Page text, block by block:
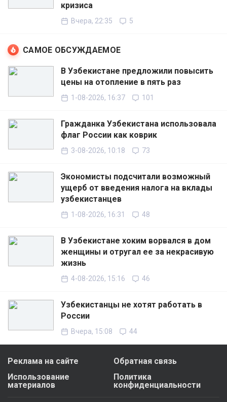
кризиса
Вчера, 22:35 5
САМОЕ ОБСУЖДАЕМОЕ
В Узбекистане предложили повысить
цены на отопление в пять раз
1-08-2026, 16:37 101
Гражданка Узбекистана использовала
флаг России как коврик
3-08-2026, 10:18 73
Экономисты подсчитали возможный
ущерб от введения налога на вклады
узбекистанцев
1-08-2026, 16:31 48
В Узбекистане хоким ворвался в дом
женщины и отругал ее за некрасивую
жизнь
4-08-2026, 15:16 46
Узбекистанцы не хотят работать в
России
Вчера, 15:08 44
Реклама на сайте
Обратная связь
Использование
материалов
Политика
конфиденциальности